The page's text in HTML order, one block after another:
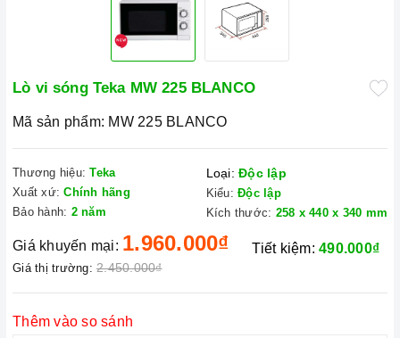
Lò vi sóng Teka MW 225 BLANCO
Mã sản phẩm: MW 225 BLANCO
Thương hiệu: Teka
Xuất xứ: Chính hãng
Bảo hành: 2 năm
Loại: Độc lập
Kiểu: Độc lập
Kích thước: 258 x 440 x 340 mm
Giá khuyến mại: 1.960.000₫
Giá thị trường: 2.450.000₫
Tiết kiệm:490.000₫
Thêm vào so sánh